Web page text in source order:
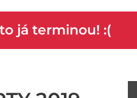
já terminou! :(